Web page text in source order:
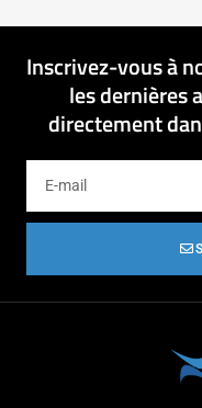
Inscrivez-vous à
les dernières
directement